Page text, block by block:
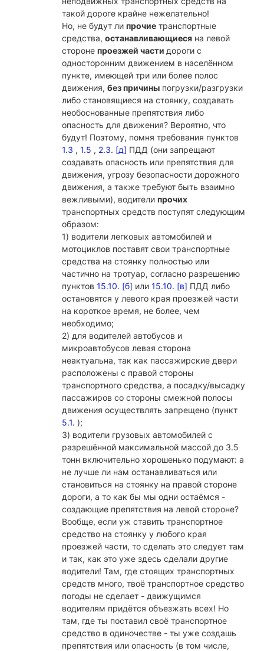
такой дороге крайне нежелательно!
Но, не будут ли прочие транспортные
средства, останавливающиеся на левой
стороне проезжей части дороги с
односторонним движением в населённом
пункте, имеющей три или более полос
движения, без причины погрузки/разгрузки
либо становящиеся на стоянку, создавать
необоснованные препятствия либо
опасность для движения? Вероятно, что
будут! Поэтому, помня требования пунктов
1.3 , 1.5 , 2.3. [д] ПДД (они запрещают
создавать опасность или препятствия для
движения, угрозу безопасности дорожного
движения, а также требуют быть взаимно
вежливыми), водители прочих
транспортных средств поступят следующим
образом:
1) водители легковых автомобилей и
мотоциклов поставят свои транспортные
средства на стоянку полностью или
частично на тротуар, согласно разрешению
пунктов 15.10. [б] или 15.10. [в] ПДД либо
остановятся у левого края проезжей части
на короткое время, не более, чем
необходимо;
2) для водителей автобусов и
микроавтобусов левая сторона
неактуальна, так как пассажирские двери
расположены с правой стороны
транспортного средства, а посадку/высадку
пассажиров со стороны смежной полосы
движения осуществлять запрещено (пункт
5.1. );
3) водители грузовых автомобилей с
разрешённой максимальной массой до 3.5
тонн включительно хорошенько подумают: а
не лучше ли нам останавливаться или
становиться на стоянку на правой стороне
дороги, а то как бы мы одни остаёмся -
создающие препятствия на левой стороне?
Вообще, если уж ставить транспортное
средство на стоянку у любого края
проезжей части, то сделать это следует там
и так, как это уже здесь сделали другие
водители! Там, где стоящих транспортных
средств много, твоё транспортное средство
погоды не сделает - движущимся
водителям придётся объезжать всех! Но
там, где ты поставил своё транспортное
средство в одиночестве - ты уже создашь
препятствия или опасность (в том числе,